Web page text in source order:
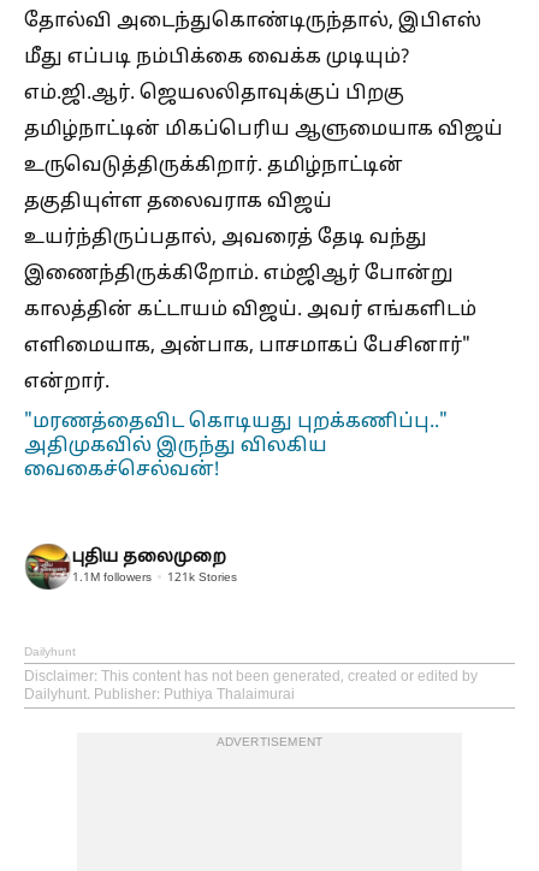
தோல்வி அடைந்துகொண்டிருந்தால், இபிஎஸ்
மீது எப்படி நம்பிக்கை வைக்க முடியும்?
எம்.ஜி.ஆர். ஜெயலலிதாவுக்குப் பிறகு
தமிழ்நாட்டின் மிகப்பெரிய ஆளுமையாக விஜய்
உருவெடுத்திருக்கிறார். தமிழ்நாட்டின்
தகுதியுள்ள தலைவராக விஜய்
உயர்ந்திருப்பதால், அவரைத் தேடி வந்து
இணைந்திருக்கிறோம். எம்ஜிஆர் போன்று
காலத்தின் கட்டாயம் விஜய். அவர் எங்களிடம்
எளிமையாக, அன்பாக, பாசமாகப் பேசினார்"
என்றார்.
"மரணத்தைவிட கொடியது புறக்கணிப்பு.."
அதிமுகவில் இருந்து விலகிய
வைகைச்செல்வன்!
புதிய தலைமுறை
1.1M followers 121k Stories
Dailyhunt
Disclaimer: This content has not been generated, created or edited by
Dailyhunt. Publisher: Puthiya Thalaimurai
ADVERTISEMENT